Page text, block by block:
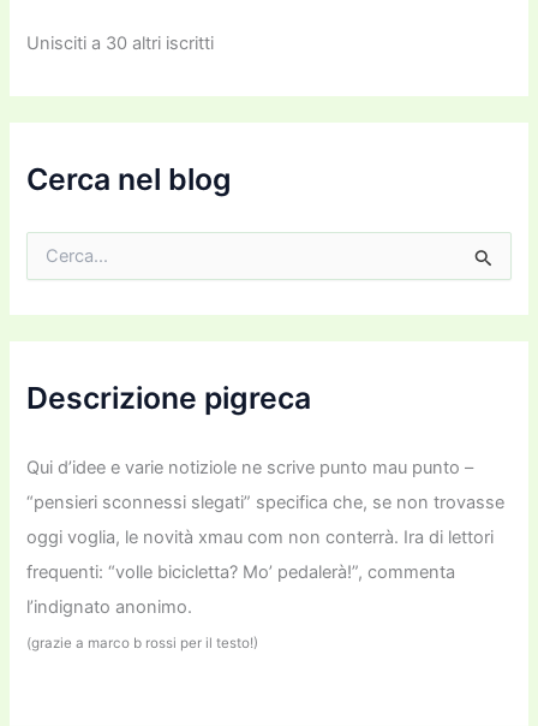
z
e
m
i
Unisciti a 30 altri iscritti
Cerca nel blog
c
a
Descrizione pigreca
Qui d’idee e varie notiziole ne scrive punto mau punto –
“pensieri sconnessi slegati” specifica che, se non trovasse
oggi voglia, le novità xmau com non conterrà. Ira di lettori
frequenti: “volle bicicletta? Mo’ pedalerà!”, commenta
l’indignato anonimo.
(grazie a marco b rossi per il testo!)